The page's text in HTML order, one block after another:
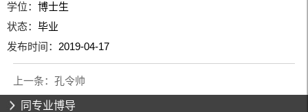
学位：博士生
状态：毕业
发布时间： 2019-04-17
上一条： 孔令帅
同专业博导